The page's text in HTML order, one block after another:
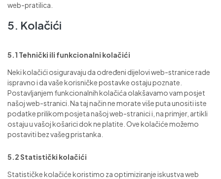
web-pratilica.
5. Kolačići
5.1 Tehnički ili funkcionalni kolačići
Neki kolačići osiguravaju da određeni dijelovi web-stranice rade
ispravno i da vaše korisničke postavke ostaju poznate.
Postavljanjem funkcionalnih kolačića olakšavamo vam posjet
našoj web-stranici. Na taj način ne morate više puta unositi iste
podatke prilikom posjeta našoj web-stranici i, na primjer, artikli
ostaju u vašoj košarici dok ne platite. Ove kolačiće možemo
postaviti bez vašeg pristanka.
5.2 Statistički kolačići
Statističke kolačiće koristimo za optimiziranje iskustva web